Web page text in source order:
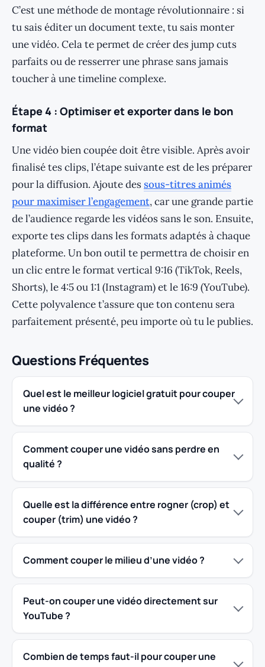
C’est une méthode de montage révolutionnaire : si
tu sais éditer un document texte, tu sais monter
une vidéo. Cela te permet de créer des jump cuts
parfaits ou de resserrer une phrase sans jamais
toucher à une timeline complexe.
Étape 4 : Optimiser et exporter dans le bon
format
Une vidéo bien coupée doit être visible. Après avoir
finalisé tes clips, l’étape suivante est de les préparer
pour la diffusion. Ajoute dessous-titres animés
pour maximiser l’engagement, car une grande partie
de l’audience regarde les vidéos sans le son. Ensuite,
exporte tes clips dans les formats adaptés à chaque
plateforme. Un bon outil te permettra de choisir en
un clic entre le format vertical 9:16 (TikTok, Reels,
Shorts), le 4:5 ou 1:1 (Instagram) et le 16:9 (YouTube).
Cette polyvalence t’assure que ton contenu sera
parfaitement présenté, peu importe où tu le publies.
Questions Fréquentes
Quel est le meilleur logiciel gratuit pour couper
une vidéo ?
Comment couper une vidéo sans perdre en
qualité ?
Quelle est la différence entre rogner (crop) et
couper (trim) une vidéo ?
Comment couper le milieu d’une vidéo ?
Peut-on couper une vidéo directement sur
YouTube ?
Combien de temps faut-il pour couper une